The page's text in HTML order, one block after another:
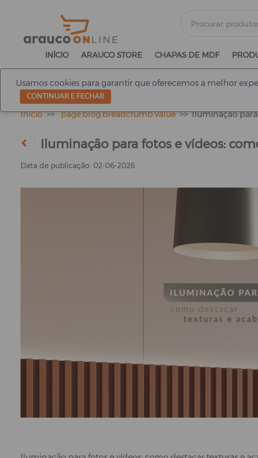
INÍCIO ARAUCO STORE CHAPAS DE MDF
Usamos cookies para garantir que oferecemos a melhor
CONTINUAR E FECHAR
Início page.blog.breadcrumb.value Iluminação para
Iluminação para fotos e vídeos:
Data de publicação: 02-06-2026